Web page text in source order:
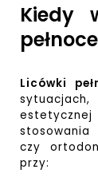
Kiedy
Licówki
czy
przy: